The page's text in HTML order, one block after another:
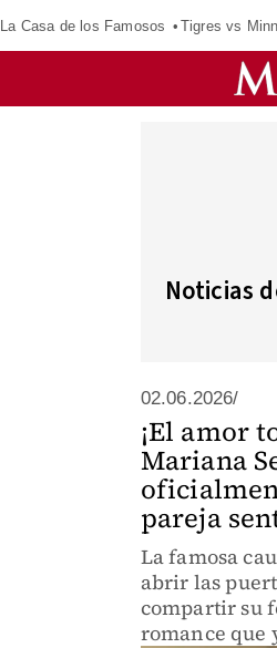
La Casa de los Famosos Tigres vs
Noticias
02.06.2026/
¡El amor
Mariana
pareja
La famosa
abrir las
compartir su
romance que